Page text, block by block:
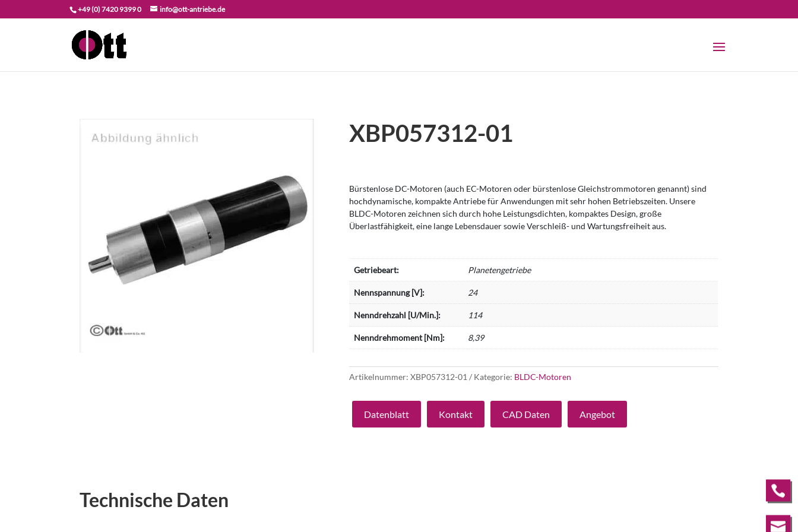
+49 (0) 7420 9399 0 info@ott-antriebe.de
XBP057312-01
Bürstenlose DC-Motoren (auch EC-Motoren oder bürstenlose Gleichstrommotoren genannt) sind
hochdynamische, kompakte Antriebe für Anwendungen mit sehr hohen Betriebszeiten. Unsere
BLDC-Motoren zeichnen sich durch hohe Leistungsdichten, kompaktes Design, große
Überlastfähigkeit, eine lange Lebensdauer sowie Verschleiß- und Wartungsfreiheit aus.
Getriebeart: Planetengetriebe
Nennspannung [V]: 24
Nenndrehzahl [U/Min.]: 114
Nenndrehmoment [Nm]: 8,39
Artikelnummer:XBP057312-01 Kategorie: BLDC-Motoren
Datenblatt Kontakt CAD Daten Angebot
Technische Daten 
